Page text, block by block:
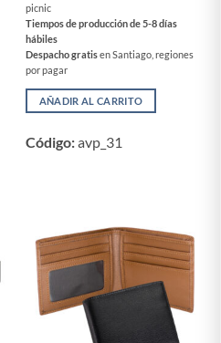
picnic
Tiempos de producción de 5-8 días
hábiles
Despacho gratisen Santiago, regiones
por pagar
AÑADIR AL CARRITO
Código:avp_31